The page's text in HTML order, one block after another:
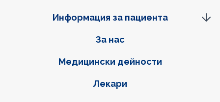
Фуутер навигация
За нас
Медицински дейности
Лекари
Информация за пациента